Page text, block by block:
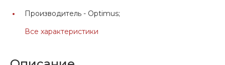
Производитель - Optimus;
Все характеристики